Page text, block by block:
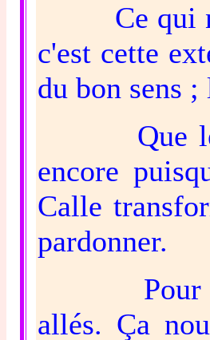
Ce qui
c'est cette
du bon sens ;
Que les
encore
Calle
pardonner.
Pour finir,
allés. Ça